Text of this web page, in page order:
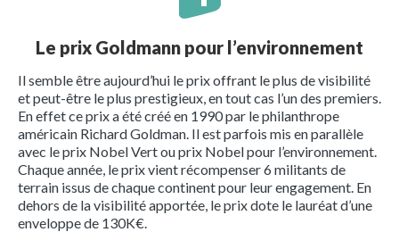
Le prix Goldmann pour l’environnement
Il semble être aujourd’hui le prix offrant le plus de visibilité
et peut-être le plus prestigieux, en tout cas l’un des premiers.
En effet ce prix a été créé en 1990 par le philanthrope
américain Richard Goldman. Il est parfois mis en parallèle
avec le prix Nobel Vert ou prix Nobel pour l’environnement.
Chaque année, le prix vient récompenser 6 militants de
terrain issus de chaque continent pour leur engagement. En
dehors de la visibilité apportée, le prix dote le lauréat d’une
enveloppe de 130K€.